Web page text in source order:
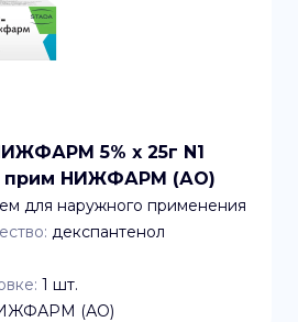
5% x 25г N1
прим НИЖФАРМ (АО)
для наружного применения
декспантенол
1 шт.
(АО)